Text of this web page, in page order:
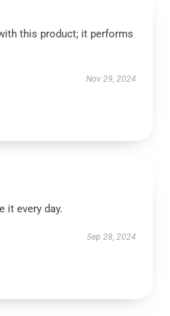
this product; it performs
Nov 29, 2024
it every day.
Sep 28, 2024